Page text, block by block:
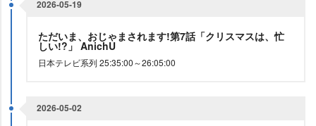
2026-05-19
ただいま、おじゃまされます!第7話「クリスマスは、忙
しい!?」 AnichU
日本テレビ系列 25:35:00～26:05:00
2026-05-02